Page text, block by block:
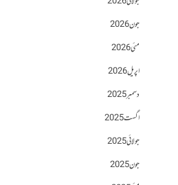
جون 2026
مئی 2026
اپریل 2026
دسمبر 2025
اگست 2025
جولائی 2025
جون 2025